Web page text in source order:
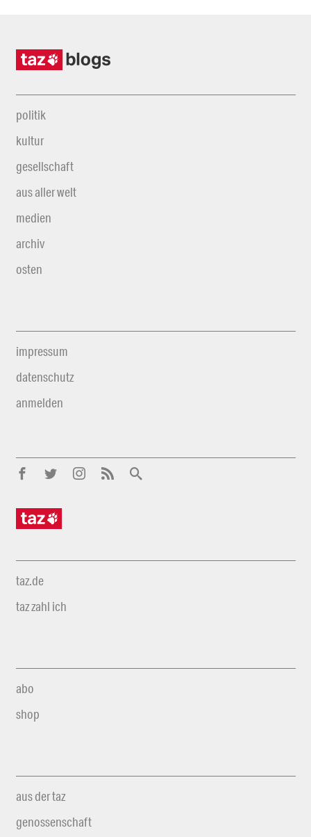
politik
kultur
gesellschaft
aus aller welt
medien
archiv
osten
impressum
datenschutz
anmelden
taz.de
taz zahl ich
abo
shop
aus der taz
genossenschaft